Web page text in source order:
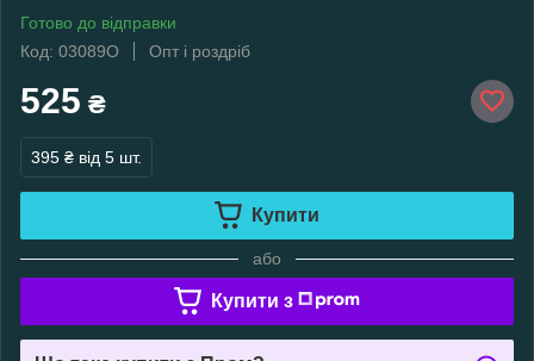
Готово до відправки
Код: 03089О
Опт і роздріб
525 ₴
395 ₴ від 5 шт.
Купити
або
Купити з